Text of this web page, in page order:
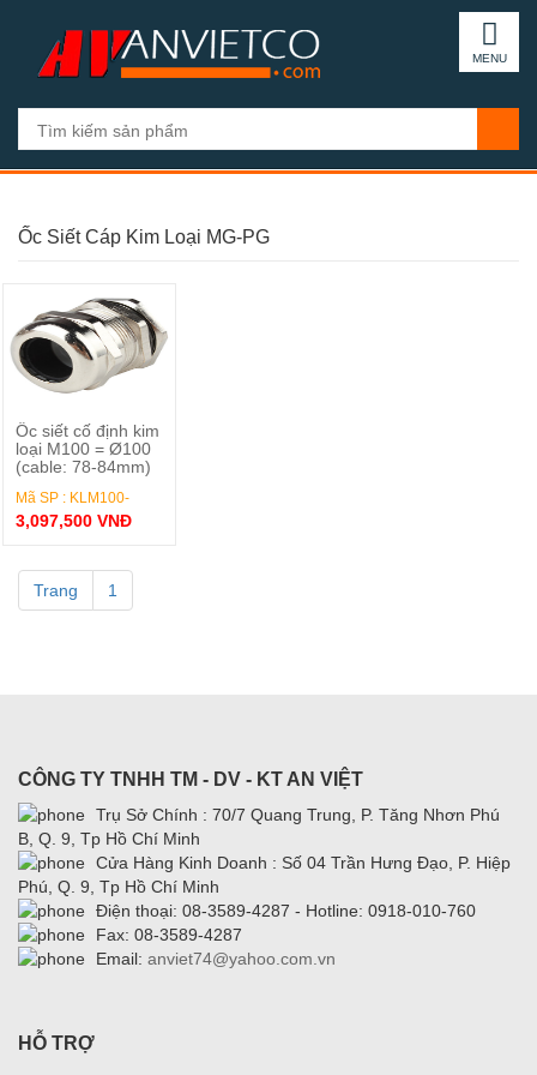
MENU
Ốc Siết Cáp Kim Loại MG-PG
Đặt Hàng
Ốc siết cố định kim
loại M100 = Ø100
(cable: 78-84mm)
Mã SP : KLM100-
3,097,500 VNĐ
Trang 1
CÔNG TY TNHH TM - DV - KT AN VIỆT
Trụ Sở Chính : 70/7 Quang Trung, P. Tăng Nhơn Phú
B, Q. 9, Tp Hồ Chí Minh
Cửa Hàng Kinh Doanh : Số 04 Trần Hưng Đạo, P. Hiệp
Phú, Q. 9, Tp Hồ Chí Minh
Điện thoại: 08-3589-4287 - Hotline: 0918-010-760
Fax: 08-3589-4287
Email: anviet74@yahoo.com.vn
HỖ TRỢ